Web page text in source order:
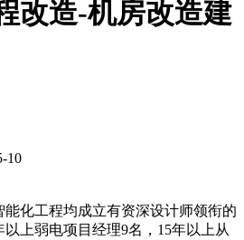
改造-机房改造建
10
能化工程均成立有资深设计师领衔的
上弱电项目经理9名，15年以上从